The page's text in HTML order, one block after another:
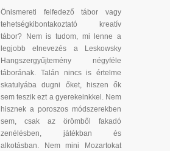
Önismereti felfedező tábor vagy
tehetségkibontakoztató kreatív
tábor? Nem is tudom, mi lenne a
legjobb elnevezés a Leskowsky
Hangszergyűjtemény négyféle
táborának. Talán nincs is értelme
skatulyába dugni őket, hiszen ők
sem teszik ezt a gyerekeinkkel. Nem
hisznek a poroszos módszerekben
sem, csak az örömből fakadó
zenélésben, játékban és
alkotásban. Nem mini Mozartokat